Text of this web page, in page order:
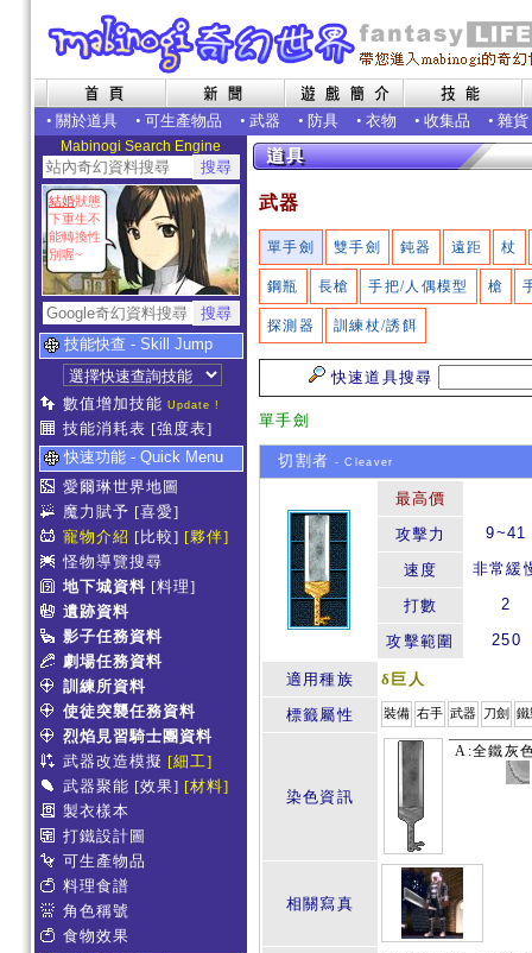
• 關於道具 • 可生產物品 • 武器 • 防具 • 衣物 • 收集品 • 雜貨
Mabinogi Search Engine
結婚狀態
下重生不
能轉換性
別喔~
技能快查 - Skill Jump
數值增加技能 Update !
技能消耗表 [強度表]
快速功能 - Quick Menu
愛爾琳世界地圖
魔力賦予 [喜愛]
寵物介紹 [比較] [夥伴]
怪物導覽搜尋
地下城資料 [料理]
遺跡資料
影子任務資料
劇場任務資料
訓練所資料
使徒突襲任務資料
烈焰見習騎士團資料
武器改造模擬 [細工]
武器聚能 [效果] [材料]
製衣樣本
打鐵設計圖
可生產物品
料理食譜
角色稱號
食物效果
武器
單手劍 雙手劍 鈍器 遠距 杖
鋼瓶 長槍 手把/人偶模型 槍
探測器 訓練杖/誘餌
快速道具搜尋
單手劍
切割者 - Cleaver
最高價
攻擊力
9~41
速度 非常緩
打數 2
攻擊範圍 250
適用種族
δ巨人
標籤屬性
裝備 右手 武器 刀劍 鐵
染色資訊
A:全鐵灰
相關寫真